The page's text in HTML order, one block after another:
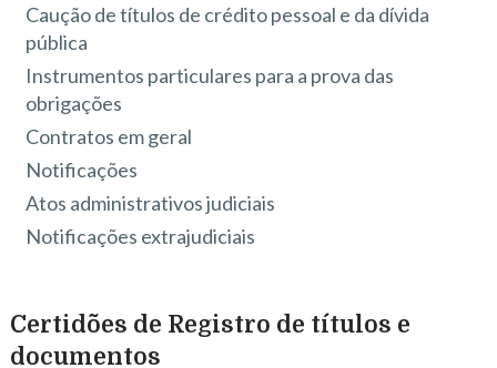
Caução de títulos de crédito pessoal e da dívida
pública
Instrumentos particulares para a prova das
obrigações
Contratos em geral
Notificações
Atos administrativos judiciais
Notificações extrajudiciais
Certidões de Registro de títulos e
documentos